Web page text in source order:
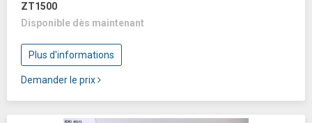
ZT1500
Disponible dès maintenant
Plus d'informations
Demander le prix